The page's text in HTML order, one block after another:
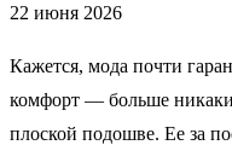
22 июня 2026
Кажется, мода почти
комфорт — больше
плоской подошве. Ее за